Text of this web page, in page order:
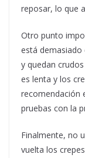
reposar, lo que
Otro punto
está demasiado
y quedan
es lenta y los
recomendación
pruebas con la
Finalmente, no
vuelta los